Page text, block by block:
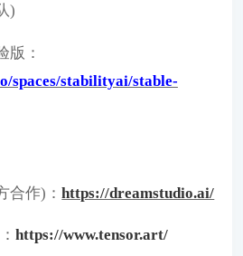
)
版：
spaces/stabilityai/stable-
合作)：https://dreamstudio.ai/
https://www.tensor.art/